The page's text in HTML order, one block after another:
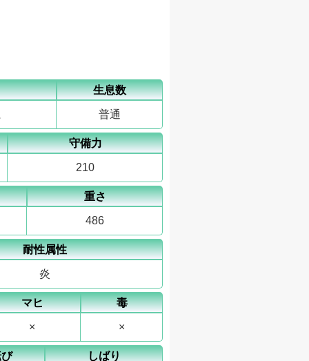
生息数
普通
守備力
210
重さ
486
耐性属性
炎
マヒ 毒
× ×
しばり